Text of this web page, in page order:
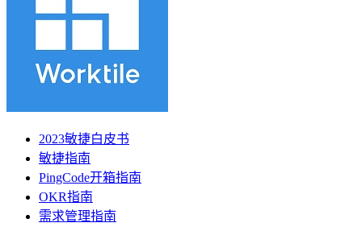
2023敏捷白皮书
敏捷指南
PingCode开箱指南
OKR指南
需求管理指南